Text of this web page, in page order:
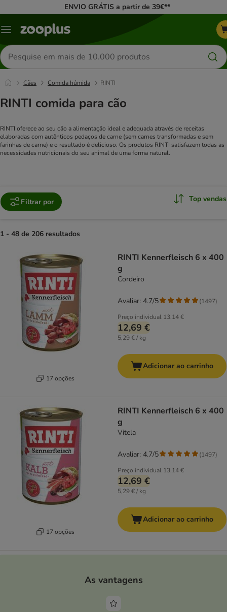
ENVIO GRÁTIS a partir de 39€**
Menu
Pesquisar
produtos
Cães Comida húmida RINTI
RINTI comida para cão
RINTI oferece ao seu cão a alimentação ideal e adequada através de receitas
elaboradas com autênticos pedaços de carne (sem carnes transformadas e sem
farinhas de carne) e o resultado é delicioso. Os produtos RINTI satisfazem todas as
necessidades nutricionais do seu animal de uma forma natural.
Filtrar por Top vendas
1 - 48 de 206 resultados
17 opções
RINTI Kennerfleisch 6 x 400
g
Cordeiro
Preço individual 13,14 €
12,69 €
5,29 € / kg
Avaliar: 4.7/5 (1497)
Adicionar ao carrinho
17 opções
RINTI Kennerfleisch 6 x 400
g
Vitela
Preço individual 13,14 €
12,69 €
5,29 € / kg
Avaliar: 4.7/5 (1497)
Adicionar ao carrinho
As vantagens